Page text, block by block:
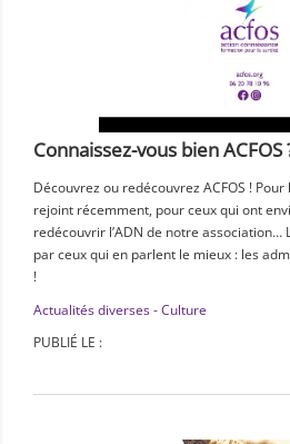
Connaissez-vous bien ACFOS
Découvrez ou redécouvrez ACFOS !
rejoint récemment, pour ceux qui ont
redécouvrir l’ADN de notre association…
par ceux qui en parlent le mieux : les
!
Actualités diverses - Culture
PUBLIÉ LE :